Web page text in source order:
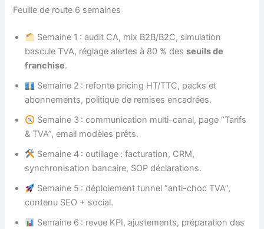
Feuille de route 6 semaines
Semaine 1 : audit CA, mix B2B/B2C, simulation
bascule TVA, réglage alertes à 80 % desseuils de
franchise.
Semaine 2 : refonte pricing HT/TTC, packs et
abonnements, politique de remises encadrées.
Semaine 3 : communication multi-canal, page “Tarifs
& TVA”, email modèles prêts.
Semaine 4 : outillage : facturation, CRM,
synchronisation bancaire, SOP déclarations.
Semaine 5 : déploiement tunnel “anti-choc TVA”,
contenu SEO + social.
Semaine 6 : revue KPI, ajustements, préparation des